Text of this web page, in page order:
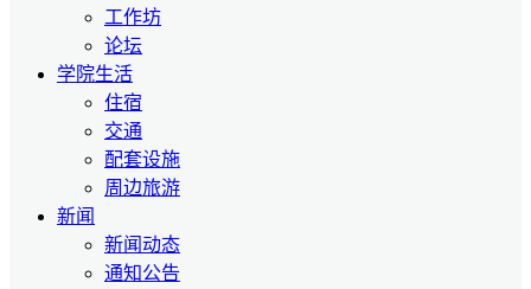
工作坊
论坛
学院生活
住宿
交通
配套设施
周边旅游
新闻
新闻动态
通知公告